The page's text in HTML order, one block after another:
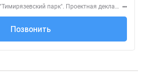
Застройщик — ООО СЗ "Тимирязевский парк". Проектная декларация — наш.дом.рф. Акция до 31.08.2026. Не оферта. Подробности — level.ru
+7 (495) 137-47-...
Позвонить